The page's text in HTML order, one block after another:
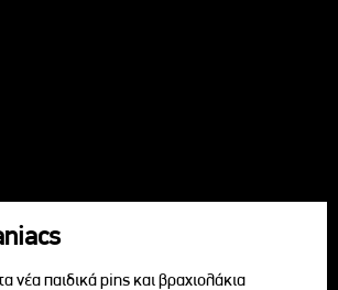
νέα παιδικά pins και βραχιολάκια